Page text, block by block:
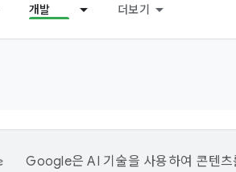
개발 더보기
Google은 AI 기술을 사용하여 콘텐츠